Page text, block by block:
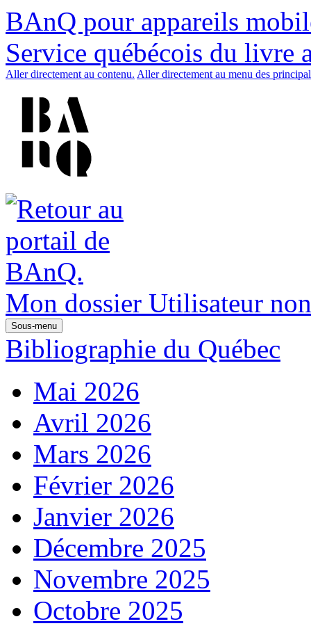
BAnQ pour appareils
Service québécois du livre
Aller directement au contenu. Aller directement au menu des
Mon dossier Utilisateur
Sous-menu
Bibliographie du Québec
Mai 2026
Avril 2026
Mars 2026
Février 2026
Janvier 2026
Décembre 2025
Novembre 2025
Octobre 2025